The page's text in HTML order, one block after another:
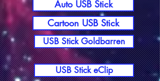
Auto USB Stick
Cartoon USB Stick
USB Stick Goldbarren
USB Stick eClip